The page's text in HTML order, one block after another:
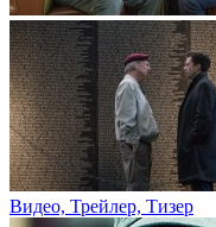
Видео, Трейлер, Тизер